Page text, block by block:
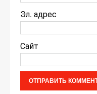
Эл. адрес
Сайт